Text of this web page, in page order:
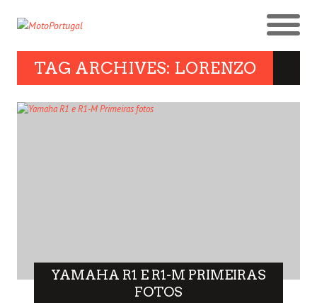
TAG ARCHIVES: LORENZO
YAMAHA R1 E R1-M PRIMEIRAS
FOTOS